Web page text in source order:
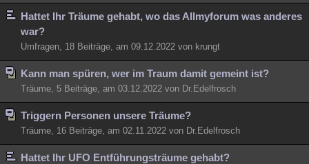
Hattet Ihr Träume gehabt, wo das Allmyforum was anderes
war?
Umfragen, 18 Beiträge, am 09.12.2022 von krungt
Kann man spüren, wer im Traum damit gemeint ist?
Träume, 5 Beiträge, am 03.12.2022 von Dr.Edelfrosch
Triggern Personen unsere Träume?
Träume, 16 Beiträge, am 02.11.2022 von Dr.Edelfrosch
Hattet Ihr UFO Entführungsträume gehabt?